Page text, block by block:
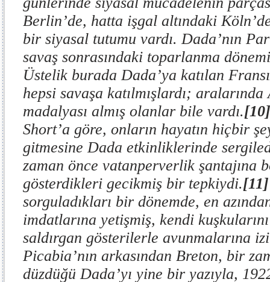
Berlin’de, hatta işgal altındaki
bir siyasal tutumu vardı. Dada’nın
savaş sonrasındaki toparlanma
Üstelik burada Dada’ya katılan
hepsi savaşa katılmışlardı;
madalyası almış olanlar bile vardı.[10]
Short’a göre, onların hayatın hiçbir
gitmesine Dada etkinliklerinde
zaman önce vatanperverlik şantajına
gösterdikleri gecikmiş bir tepkiydi.[11]
sorguladıkları bir dönemde, en
imdatlarına yetişmiş, kendi
saldırgan gösterilerle avunmalarına
Picabia’nın arkasından Breton, bir
düzdüğü Dada’yı yine bir yazıyla,